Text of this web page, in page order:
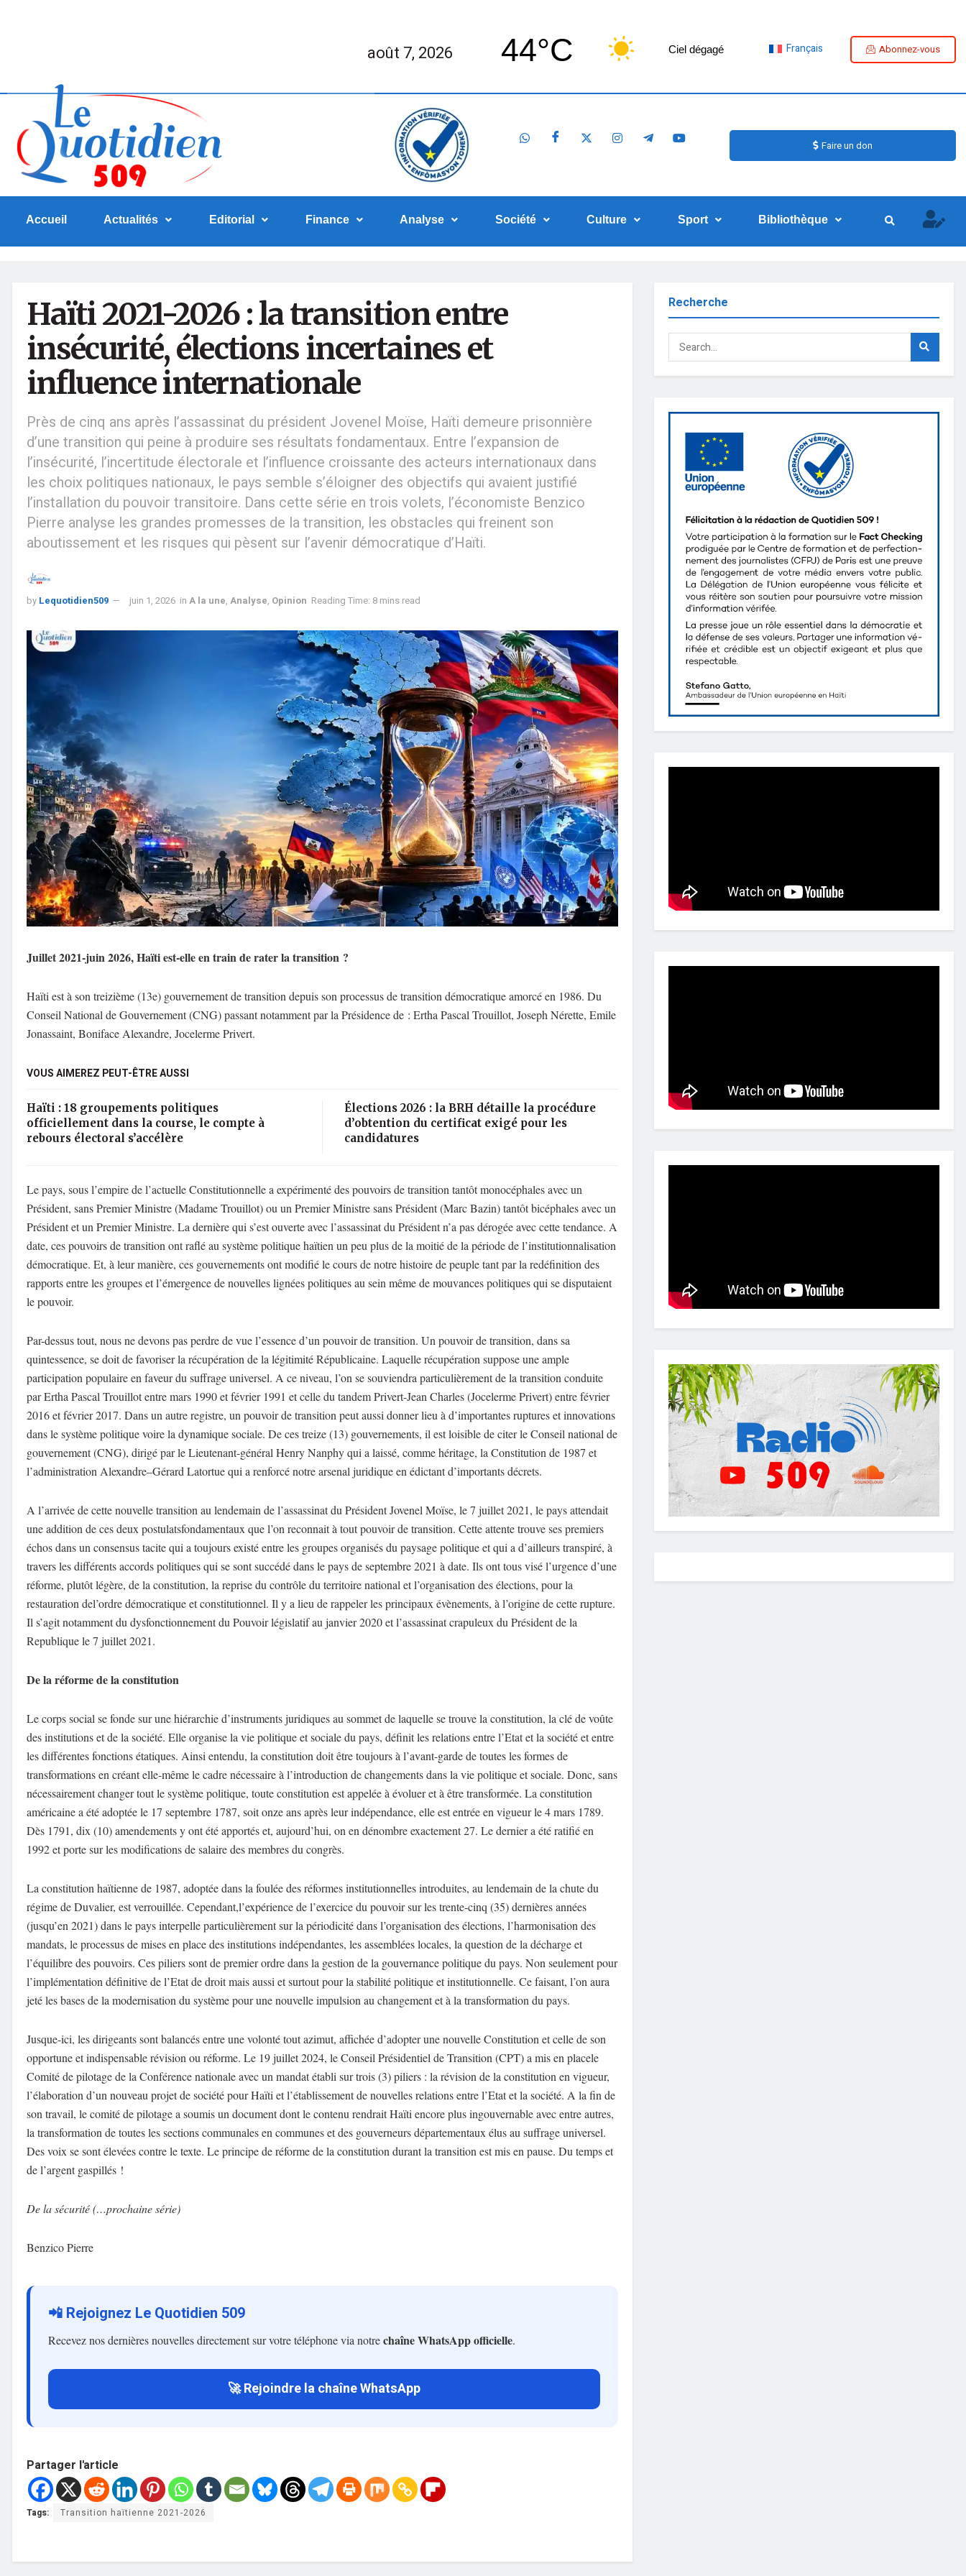
août 7, 2026 44°C Ciel dégagé Français Abonnez-vous
Faire un don
Accueil Actualités Editorial Finance Analyse Société Culture Sport Bibliothèque
Haïti 2021-2026 : la transition entre
insécurité, élections incertaines et
influence internationale
Près de cinq ans après l’assassinat du président Jovenel Moïse, Haïti demeure prisonnière
d’une transition qui peine à produire ses résultats fondamentaux. Entre l’expansion de
l’insécurité, l’incertitude électorale et l’influence croissante des acteurs internationaux dans
les choix politiques nationaux, le pays semble s’éloigner des objectifs qui avaient justifié
l’installation du pouvoir transitoire. Dans cette série en trois volets, l’économiste Benzico
Pierre analyse les grandes promesses de la transition, les obstacles qui freinent son
aboutissement et les risques qui pèsent sur l’avenir démocratique d’Haïti.
by Lequotidien509 juin 1, 2026 in A la une, Analyse, Opinion Reading Time: 8 mins read
Juillet 2021-juin2026,Haïti est-elle en train de rater la transition ?
Haïti est à son treizième (13e) gouvernement de transition depuisson processus de transition démocratique amorcé en 1986. Du
Conseil National de Gouvernement (CNG) passantnotamment parla Présidencede : Ertha Pascal Trouillot, Joseph Nérette, Emile
Jonassaint, Boniface Alexandre, JocelermePrivert.
VOUS AIMEREZ PEUT-ÊTRE AUSSI
Haïti : 18 groupements politiques
officiellement dans la course, le compte à
rebours électoral s’accélère
Élections 2026 : la BRH détaille la procédure
d’obtention du certificat exigé pour les
candidatures
Le pays, sous l’empire de l’actuelle Constitutionnellea expérimentédespouvoirs de transition tantôtmonocéphalesavec un
Président, sans Premier Ministre (Madame Trouillot) ou un Premier Ministre sansPrésident(Marc Bazin)tantôt bicéphalesavec un
Présidentet un Premier Ministre. La dernièrequi s’est ouverte avec l’assassinat du Présidentn’a pasdérogéeavec cette tendance. A
date, ces pouvoirs de transition ont rafléau système politique haïtien un peu plus dela moitiéde la période de l’institutionnalisation
démocratique. Et, à leur manière, ces gouvernementsont modifié le cours de notre histoire de peupletant par la redéfinition des
rapports entre les groupesetl’émergencede nouvelles lignéespolitiquesau sein même de mouvances politiques qui se disputaient
le pouvoir.
Par-dessus tout, nousnedevons pas perdre de vue l’essence d’un pouvoir de transition. Un pouvoir de transition, dans sa
quintessence, se doit de favoriser la récupération de la légitimité Républicaine. Laquelle récupération suppose une ample
participation populaireen faveur du suffrage universel. A ce niveau, l’on se souviendra particulièrementde la transition conduite
par Ertha Pascal Trouillotentre mars 1990 et février 1991 etcelle du tandem Privert-Jean Charles (Jocelerme Privert)entrefévrier
2016 et février 2017. Dans un autre registre, un pouvoir de transition peut aussi donner lieu à d’importantes ruptures et innovations
dans le système politiquevoire la dynamique sociale. De ces treize (13) gouvernements, il est loisible de citer le Conseil national de
gouvernement (CNG), dirigé par le Lieutenant-général Henry Nanphy qui a laissé, comme héritage, la Constitution de 1987 et
l’administration Alexandre–Gérard Latortuequi a renforcé notre arsenal juridique en édictant d’importants décrets.
A l’arrivée de cette nouvelle transition au lendemain de l’assassinat du PrésidentJovenel Moïse, le7 juillet 2021, le pays attendait
une addition de ces deux postulatsfondamentaux que l’on reconnait à tout pouvoir de transition. Cette attente trouve ses premiers
échos dans un consensus tacite qui a toujours existé entre les groupes organisésdu paysage politiqueet qui a d’ailleurs transpiré, à
traversles différents accordspolitiquesqui se sontsuccédédans le pays de septembre 2021 à date. Ils ont tousvisél’urgence d’une
réforme, plutôtlégère, de la constitution, la reprise du contrôle du territoirenational et l’organisation desélections, pour la
restauration del’ordredémocratique etconstitutionnel. Il y a lieu de rappeler les principaux évènements, à l’origine de cette rupture.
Il s’agit notammentdu dysfonctionnement du Pouvoir législatif au janvier 2020 et l’assassinat crapuleux du Présidentde la
Republique le 7 juillet 2021.
De la réforme de la constitution
Le corps social se fondesur une hiérarchie d’instruments juridiques au sommetde laquelle se trouve la constitution, la clé de voûte
des institutions et de la société. Elle organise la vie politiqueet sociale du pays, définit les relations entre l’Etat et la sociétéet entre
les différentes fonctions étatiques. Ainsi entendu, la constitution doit être toujours à l’avant-garde de toutes les formes de
transformationsen créant elle-mêmele cadre nécessaire à l’introduction de changementsdans la vie politique et sociale. Donc, sans
nécessairement changer tout le système politique, touteconstitution est appelée à évoluer et à être transformée. La constitution
américainea été adoptée le 17 septembre 1787, soitonze ans après leur indépendance, elle est entrée en vigueur le 4 mars 1789.
Dès 1791, dix (10) amendements y ont été apportéset, aujourd’hui, on en dénombre exactement 27. Le dernier a été ratifié en
1992et porte sur les modifications de salaire des membres du congrès.
La constitution haïtiennede 1987, adoptée dans la foulée des réformes institutionnelles introduites, au lendemain de la chute du
régime de Duvalier, estverrouillée. Cependant,l’expérience de l’exercice du pouvoir sur lestrente-cinq (35)dernières années
(jusqu’en 2021)dans le pays interpelle particulièrementsurla périodicité dansl’organisation des élections, l’harmonisation des
mandats, le processus de mises en place des institutions indépendantes, les assemblées locales, la question de la déchargeet
l’équilibre des pouvoirs. Ces pilierssont de premier ordre dans la gestion de la gouvernance politiquedu pays. Non seulementpour
l’implémentation définitive de l’Etat de droitmais aussi et surtout pour la stabilitépolitique et institutionnelle. Ce faisant, l’on aura
jeté les bases de la modernisation du systèmepourune nouvelle impulsion au changement et à la transformation du pays.
Jusque-ici, lesdirigeants sont balancés entre une volontétout azimut, affichée d’adopter une nouvelle Constitution et celle de son
opportune et indispensable révision ou réforme. Le 19 juillet 2024, le Conseil Présidentiel de Transition (CPT) a mis en placele
Comité de pilotage de la Conférence nationale avec un mandat établi sur trois (3)piliers : la révision de la constitution en vigueur,
l’élaboration d’un nouveau projet de société pour Haïti et l’établissementde nouvelles relations entre l’Etat et la société. A la fin de
son travail, le comité de pilotage a soumis un documentdont le contenu rendrait Haïti encore plus ingouvernable avec entre autres,
la transformation de toutes les sections communales en communesetdes gouverneursdépartementaux élus au suffrage universel.
Des voix sesont élevées contre le texte. Le principe de réforme de la constitution durant la transition est mis en pause. Du temps et
del’argent gaspillés !
De la sécurité (…prochaine série)
Benzico Pierre
📲 Rejoignez Le Quotidien 509
Recevez nos dernières nouvelles directement sur votre téléphone via notrechaîne WhatsApp officielle.
🚀 Rejoindre la chaîne WhatsApp
Partager l'article
Tags: Transition haïtienne 2021-2026
Recherche